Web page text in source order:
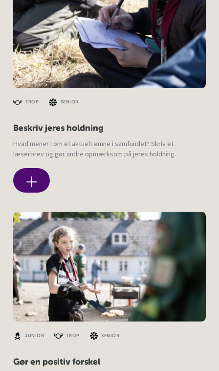
TROP SENIOR
Beskriv jeres holdning
Hvad mener I om et aktuelt emne i samfundet? Skriv et
læserbrev og gør andre opmærksom på jeres holdning.
JUNIOR TROP SENIOR
Gør en positiv forskel